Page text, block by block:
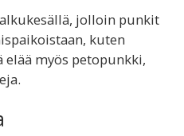
jolloin punkit
kuten
elää myös petopunkki,